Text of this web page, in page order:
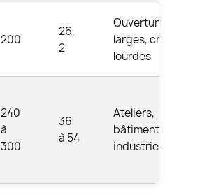
200
26,
2
Ouvertures
larges, charges
lourdes
240
à
300
36
à 54
Ateliers,
bâtiments
industriels